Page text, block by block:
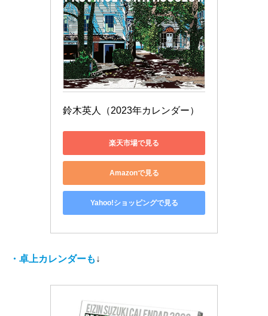
鈴木英人（2023年カレンダー）
楽天市場で見る
Amazonで見る
Yahoo!ショッピングで見る
・卓上カレンダーも ↓